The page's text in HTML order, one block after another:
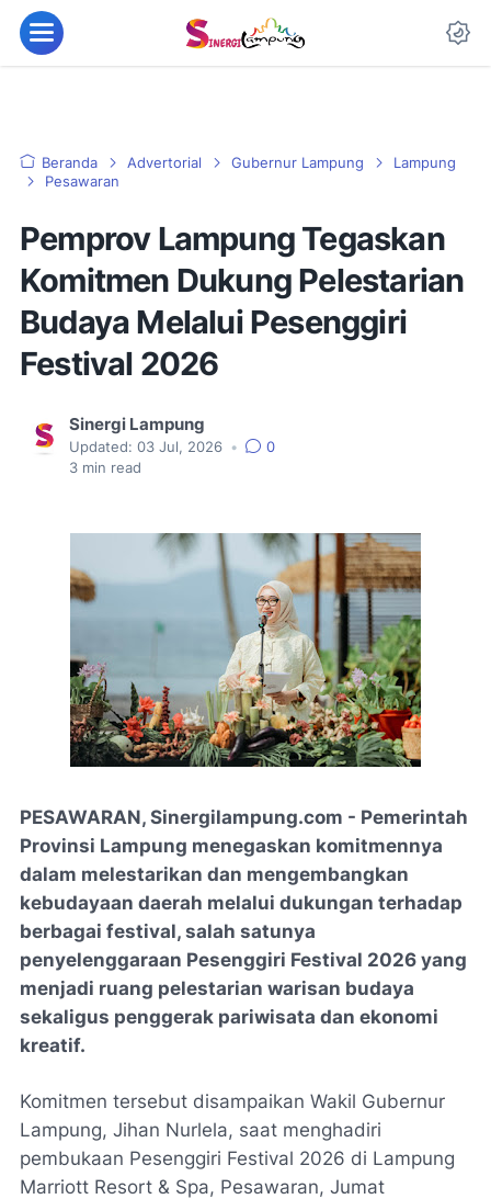
Beranda Advertorial Gubernur Lampung
Lampung
Pesawaran
Pemprov Lampung Tegaskan
Komitmen Dukung Pelestarian
Budaya Melalui Pesenggiri
Festival 2026
Sinergi Lampung
Updated: 03 Jul, 2026 •
0
3 min read
PESAWARAN, Sinergilampung.com - Pemerintah
Provinsi Lampung menegaskan komitmennya
dalam melestarikan dan mengembangkan
kebudayaan daerah melalui dukungan terhadap
berbagai festival, salah satunya
penyelenggaraan Pesenggiri Festival 2026 yang
menjadi ruang pelestarian warisan budaya
sekaligus penggerak pariwisata dan ekonomi
kreatif.
Komitmen tersebut disampaikan Wakil Gubernur
Lampung, Jihan Nurlela, saat menghadiri
pembukaan Pesenggiri Festival 2026 di Lampung
Marriott Resort & Spa, Pesawaran, Jumat